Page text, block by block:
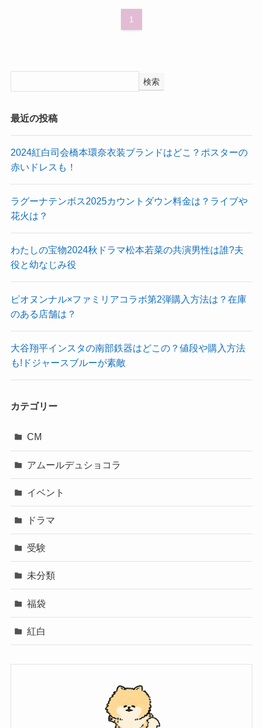
1
検索
最近の投稿
2024紅白司会橋本環奈衣装ブランドはどこ？ポスターの
赤いドレスも！
ラグーナテンボス2025カウントダウン料金は？ライブや
花火は？
わたしの宝物2024秋ドラマ松本若菜の共演男性は誰?夫
役と幼なじみ役
ピオヌンナル×ファミリアコラボ第2弾購入方法は？在庫
のある店舗は？
大谷翔平インスタの南部鉄器はどこの？値段や購入方法
も!ドジャースブルーが素敵
カテゴリー
CM
アムールデュショコラ
イベント
ドラマ
受験
未分類
福袋
紅白